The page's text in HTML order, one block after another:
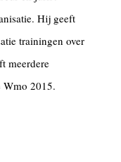
Hij geeft
trainingen over
meerdere
Wmo 2015.